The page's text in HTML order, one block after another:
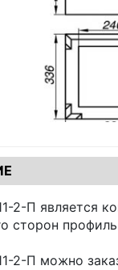
ВКЛАДКА)
2-П является
сторон
2-П можно